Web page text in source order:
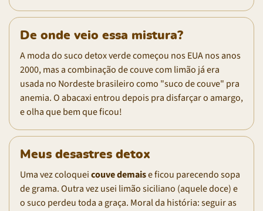
De onde veio essa mistura?
A moda do suco detox verde começou nos EUA nos anos
2000, mas a combinação de couve com limão já era
usada no Nordeste brasileiro como "suco de couve" pra
anemia. O abacaxi entrou depois pra disfarçar o amargo,
e olha que bem que ficou!
Meus desastres detox
Uma vez coloqueicouve demaise ficou parecendo sopa
de grama. Outra vez usei limão siciliano (aquele doce) e
o suco perdeu toda a graça. Moral da história: seguir as